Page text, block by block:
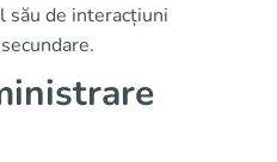
său de interacțiuni